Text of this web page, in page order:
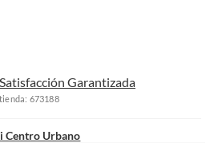
Satisfacción Garantizada
673188
Centro Urbano